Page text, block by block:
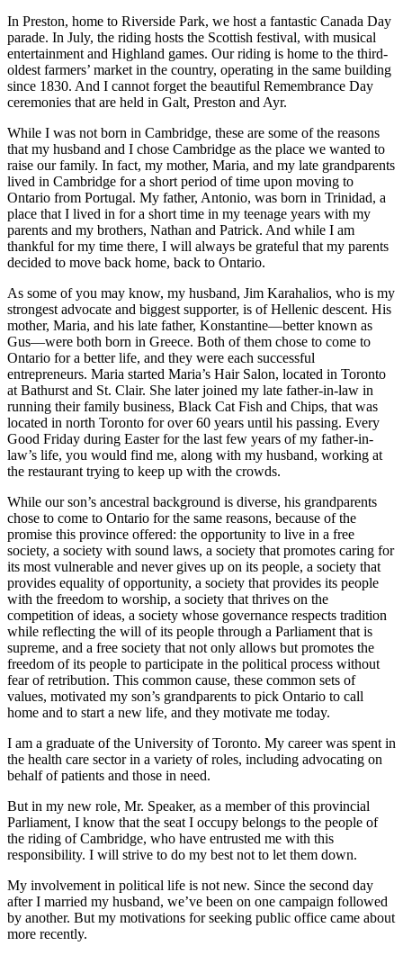
In Preston, home to Riverside Park, we host a fantastic Canada Day
parade. In July, the riding hosts the Scottish festival, with musical
entertainment and Highland games. Our riding is home to the third-
oldest farmers’ market in the country, operating in the same building
since 1830. And I cannot forget the beautiful Remembrance Day
ceremonies that are held in Galt, Preston and Ayr.
While I was not born in Cambridge, these are some of the reasons
that my husband and I chose Cambridge as the place we wanted to
raise our family. In fact, my mother, Maria, and my late grandparents
lived in Cambridge for a short period of time upon moving to
Ontario from Portugal. My father, Antonio, was born in Trinidad, a
place that I lived in for a short time in my teenage years with my
parents and my brothers, Nathan and Patrick. And while I am
thankful for my time there, I will always be grateful that my parents
decided to move back home, back to Ontario.
As some of you may know, my husband, Jim Karahalios, who is my
strongest advocate and biggest supporter, is of Hellenic descent. His
mother, Maria, and his late father, Konstantine—better known as
Gus—were both born in Greece. Both of them chose to come to
Ontario for a better life, and they were each successful
entrepreneurs. Maria started Maria’s Hair Salon, located in Toronto
at Bathurst and St. Clair. She later joined my late father-in-law in
running their family business, Black Cat Fish and Chips, that was
located in north Toronto for over 60 years until his passing. Every
Good Friday during Easter for the last few years of my father-in-
law’s life, you would find me, along with my husband, working at
the restaurant trying to keep up with the crowds.
While our son’s ancestral background is diverse, his grandparents
chose to come to Ontario for the same reasons, because of the
promise this province offered: the opportunity to live in a free
society, a society with sound laws, a society that promotes caring for
its most vulnerable and never gives up on its people, a society that
provides equality of opportunity, a society that provides its people
with the freedom to worship, a society that thrives on the
competition of ideas, a society whose governance respects tradition
while reflecting the will of its people through a Parliament that is
supreme, and a free society that not only allows but promotes the
freedom of its people to participate in the political process without
fear of retribution. This common cause, these common sets of
values, motivated my son’s grandparents to pick Ontario to call
home and to start a new life, and they motivate me today.
I am a graduate of the University of Toronto. My career was spent in
the health care sector in a variety of roles, including advocating on
behalf of patients and those in need.
But in my new role, Mr. Speaker, as a member of this provincial
Parliament, I know that the seat I occupy belongs to the people of
the riding of Cambridge, who have entrusted me with this
responsibility. I will strive to do my best not to let them down.
My involvement in political life is not new. Since the second day
after I married my husband, we’ve been on one campaign followed
by another. But my motivations for seeking public office came about
more recently.